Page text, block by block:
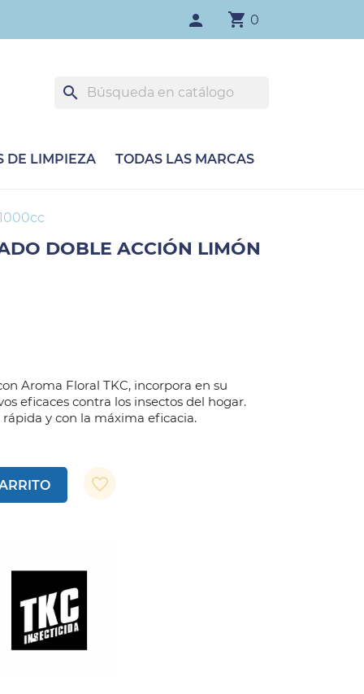
person shopping_cart 0
search
DE LIMPIEZA TODAS LAS MARCAS
DOBLE ACCIÓN LIMÓN
Aroma Floral TKC, incorpora en su
eficaces contra los insectos del hogar.
y con la máxima eficacia.
favorite_border